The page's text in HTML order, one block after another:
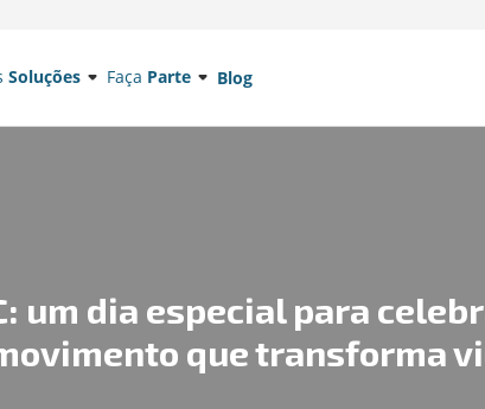
Soluções Faça Parte Blog
um dia especial para
que transforma